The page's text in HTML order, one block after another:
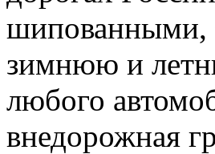
шипованными,
зимнюю и
любого
внедорожная